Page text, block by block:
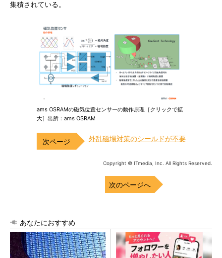
集積されている。
ams OSRAMの磁気位置センサーの動作原理［クリックで拡
大］出所：ams OSRAM
外乱磁場対策のシールドが不要
Copyright © ITmedia, Inc. All Rights Reserved.
次のページへ
あなたにおすすめ